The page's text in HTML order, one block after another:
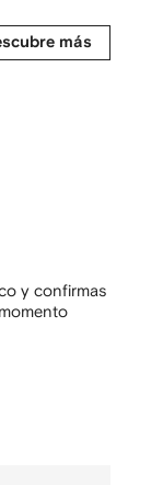
más
y confirmas